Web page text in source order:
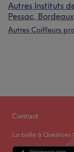
Autres Instituts
Pessac, Bordeaux
Autres Coiffeurs
Contact
La boîte à Questions